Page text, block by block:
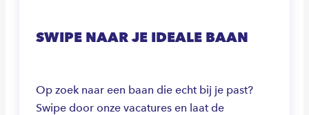
SWIPE NAAR JE IDEALE BAAN
Op zoek naar een baan die echt bij je past?
Swipe door onze vacatures en laat de